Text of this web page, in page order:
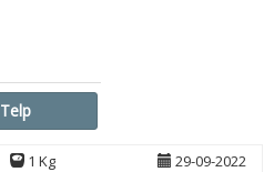
Telp
1 Kg 29-09-2022